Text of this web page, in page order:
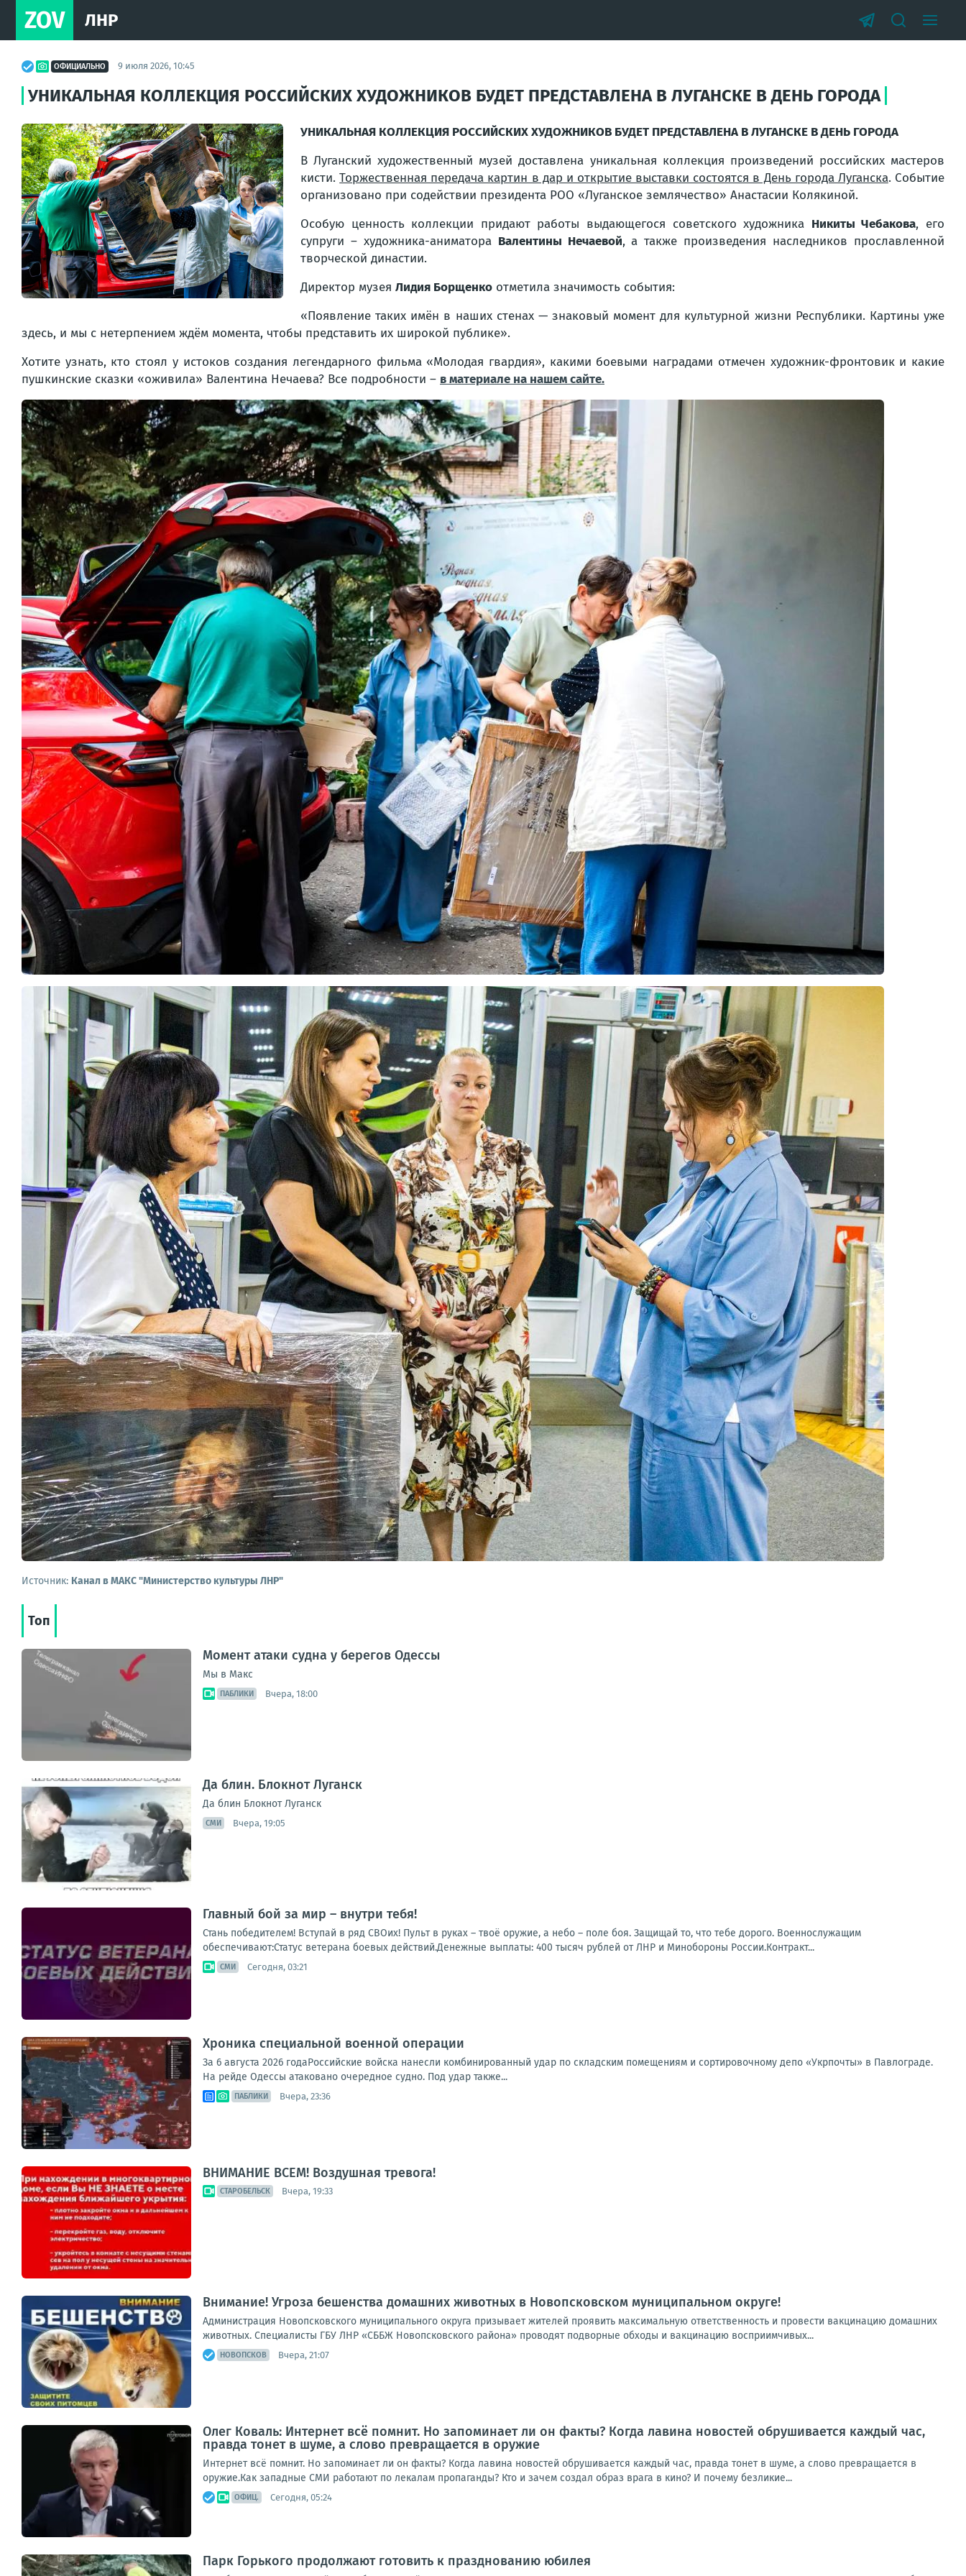
ZOV ЛНР
ОФИЦИАЛЬНО 9 июля 2026, 10:45
УНИКАЛЬНАЯ КОЛЛЕКЦИЯ РОССИЙСКИХ ХУДОЖНИКОВ БУДЕТ ПРЕДСТАВЛЕНА В ЛУГАНСКЕ В ДЕНЬ ГОРОДА
УНИКАЛЬНАЯ КОЛЛЕКЦИЯ РОССИЙСКИХ ХУДОЖНИКОВ БУДЕТ ПРЕДСТАВЛЕНА В ЛУГАНСКЕ В ДЕНЬ ГОРОДА
В Луганский художественный музей доставлена уникальная коллекция произведений российских мастеров
кисти.Торжественная передача картин в дар и открытие выставки состоятся в День города Луганска. Событие
организовано при содействии президента РОО «Луганское землячество» Анастасии Колякиной.
Особую ценность коллекции придают работы выдающегося советского художника Никиты Чебакова, его
супруги – художника-аниматора Валентины Нечаевой, а также произведения наследников прославленной
творческой династии.
Директор музея Лидия Борщенко отметила значимость события:
«Появление таких имён в наших стенах — знаковый момент для культурной жизни Республики. Картины уже
здесь, и мы с нетерпением ждём момента, чтобы представить их широкой публике».
Хотите узнать, кто стоял у истоков создания легендарного фильма «Молодая гвардия», какими боевыми наградами отмечен художник-фронтовик и какие
пушкинские сказки «оживила» Валентина Нечаева? Все подробности – в материале на нашем сайте.
Источник: Канал в МАКС "Министерство культуры ЛНР"
Топ
Момент атаки судна у берегов Одессы
Мы в Макс
ПАБЛИКИ Вчера, 18:00
Да блин. Блокнот Луганск
Да блин Блокнот Луганск
СМИ Вчера, 19:05
Главный бой за мир – внутри тебя!
Стань победителем! Вступай в ряд СВОих! Пульт в руках – твоё оружие, а небо – поле боя. Защищай то, что тебе дорого. Военнослужащим
обеспечивают:Статус ветерана боевых действий.Денежные выплаты: 400 тысяч рублей от ЛНР и Минобороны России.Контракт...
СМИ Сегодня, 03:21
Хроника специальной военной операции
За 6 августа 2026 годаРоссийские войска нанесли комбинированный удар по складским помещениям и сортировочному депо «Укрпочты» в Павлограде.
На рейде Одессы атаковано очередное судно. Под удар также...
ПАБЛИКИ Вчера, 23:36
ВНИМАНИЕ ВСЕМ! Воздушная тревога!
СТАРОБЕЛЬСК Вчера, 19:33
Внимание! Угроза бешенства домашних животных в Новопсковском муниципальном округе!
Администрация Новопсковского муниципального округа призывает жителей проявить максимальную ответственность и провести вакцинацию домашних
животных. Специалисты ГБУ ЛНР «СББЖ Новопсковского района» проводят подворные обходы и вакцинацию восприимчивых...
НОВОПСКОВ Вчера, 21:07
Олег Коваль: Интернет всё помнит. Но запоминает ли он факты? Когда лавина новостей обрушивается каждый час,
правда тонет в шуме, а слово превращается в оружие
Интернет всё помнит. Но запоминает ли он факты? Когда лавина новостей обрушивается каждый час, правда тонет в шуме, а слово превращается в
оружие.Как западные СМИ работают по лекалам пропаганды? Кто и зачем создал образ врага в кино? И почему безликие...
ОФИЦ. Сегодня, 05:24
Парк Горького продолжают готовить к празднованию юбилея